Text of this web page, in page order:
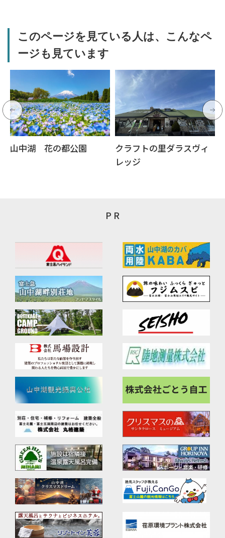
このページを見ている人は、こんなペ
ージも見ています
山中湖 花の都公園
クラフトの里ダラスヴィ
レッジ
P R